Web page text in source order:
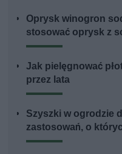
Oprysk winogron
stosować oprysk z
Jak pielęgnować
przez lata
Szyszki w ogrodzie
zastosowań, o